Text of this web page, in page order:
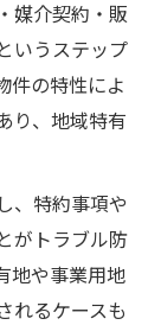
媒介契約・販
いうステップ
件の特性によ
り、地域特有
、特約事項や
がトラブル防
地や事業用地
れるケースも